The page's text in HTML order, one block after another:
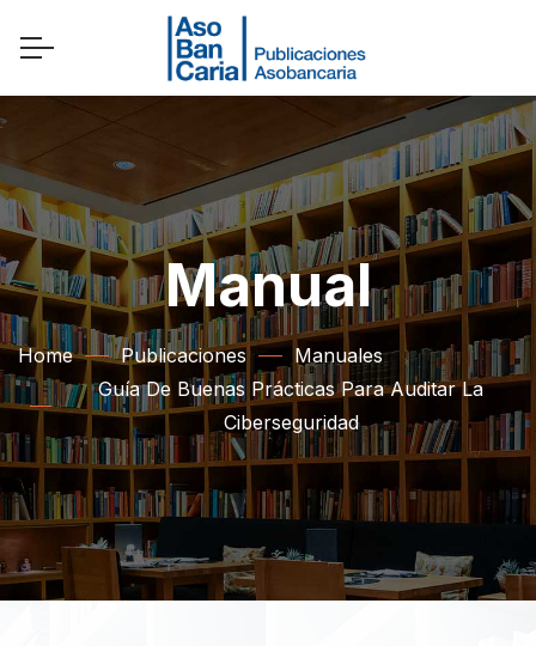
Manual
Home Publicaciones
Manuales
Guía De Buenas Prácticas Para Auditar La
Ciberseguridad